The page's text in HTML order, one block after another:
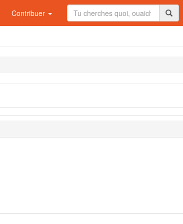
Contribuer